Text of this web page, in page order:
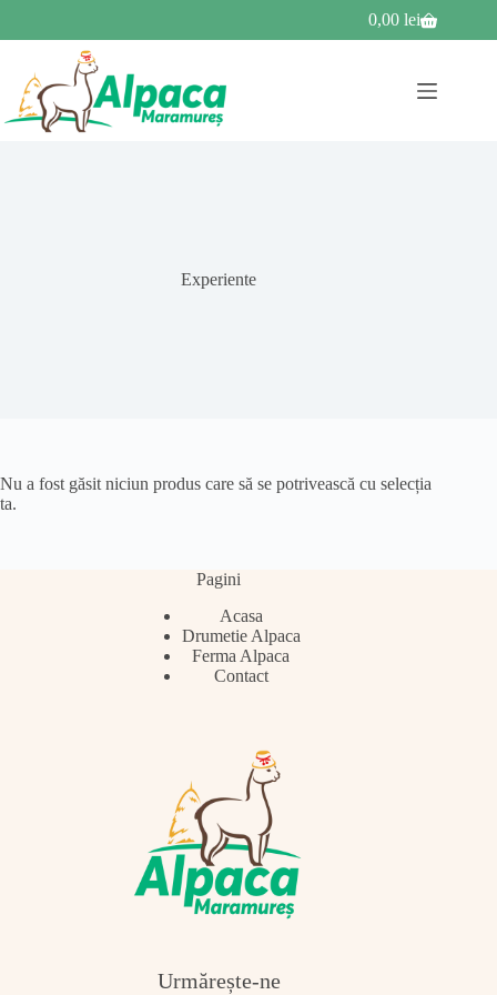
Coș
0,00lei
Experiente
Nu a fost găsit niciun produs care să se potrivească cu selecția
ta.
Pagini
Acasa
Drumetie Alpaca
Ferma Alpaca
Contact
Urmărește-ne